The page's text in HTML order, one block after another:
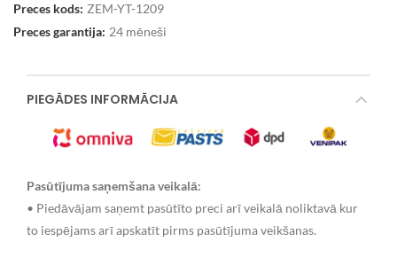
Preces kods: ZEM-YT-1209
Preces garantija: 24 mēneši
PIEGĀDES INFORMĀCIJA
Pasūtījuma saņemšana veikalā:
• Piedāvājam saņemt pasūtīto preci arī veikalā noliktavā kur
to iespējams arī apskatīt pirms pasūtījuma veikšanas.